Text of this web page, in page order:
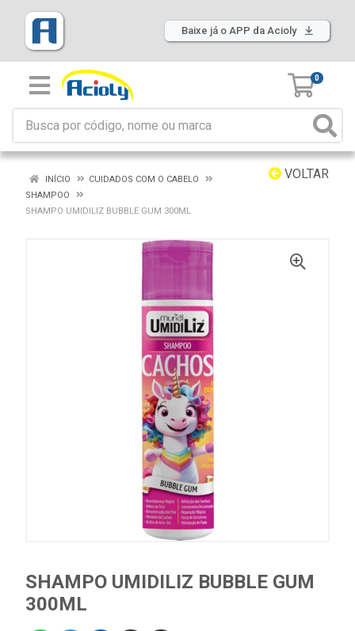
Baixe já o APP da Acioly
0
VOLTAR
INÍCIO
CUIDADOS COM O CABELO
SHAMPOO
SHAMPO UMIDILIZ BUBBLE GUM 300ML
SHAMPO UMIDILIZ BUBBLE GUM
300ML